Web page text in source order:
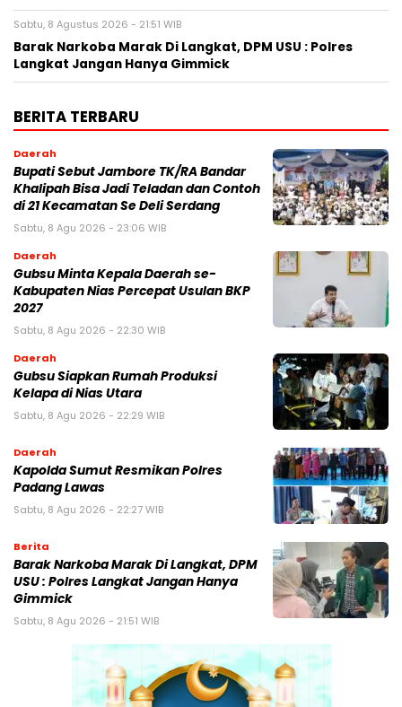
Sabtu, 8 Agustus 2026 - 21:51 WIB
Barak Narkoba Marak Di Langkat, DPM USU : Polres
Langkat Jangan Hanya Gimmick
BERITA TERBARU
Daerah
Bupati Sebut Jambore TK/RA Bandar
Khalipah Bisa Jadi Teladan dan Contoh
di 21 Kecamatan Se Deli Serdang
Sabtu, 8 Agu 2026 - 23:06 WIB
Daerah
Gubsu Minta Kepala Daerah se-
Kabupaten Nias Percepat Usulan BKP
2027
Sabtu, 8 Agu 2026 - 22:30 WIB
Daerah
Gubsu Siapkan Rumah Produksi
Kelapa di Nias Utara
Sabtu, 8 Agu 2026 - 22:29 WIB
Daerah
Kapolda Sumut Resmikan Polres
Padang Lawas
Sabtu, 8 Agu 2026 - 22:27 WIB
Berita
Barak Narkoba Marak Di Langkat, DPM
USU : Polres Langkat Jangan Hanya
Gimmick
Sabtu, 8 Agu 2026 - 21:51 WIB